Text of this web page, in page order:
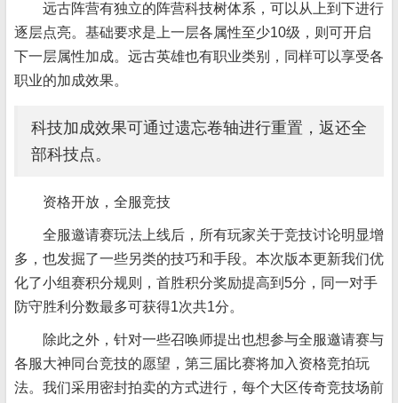
远古阵营有独立的阵营科技树体系，可以从上到下进行
逐层点亮。基础要求是上一层各属性至少10级，则可开启
下一层属性加成。远古英雄也有职业类别，同样可以享受各
职业的加成效果。
科技加成效果可通过遗忘卷轴进行重置，返还全
部科技点。
资格开放，全服竞技
全服邀请赛玩法上线后，所有玩家关于竞技讨论明显增
多，也发掘了一些另类的技巧和手段。本次版本更新我们优
化了小组赛积分规则，首胜积分奖励提高到5分，同一对手
防守胜利分数最多可获得1次共1分。
除此之外，针对一些召唤师提出也想参与全服邀请赛与
各服大神同台竞技的愿望，第三届比赛将加入资格竞拍玩
法。我们采用密封拍卖的方式进行，每个大区传奇竞技场前